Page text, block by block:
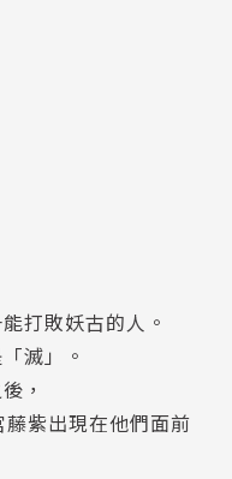
打敗妖古的人。
滅」。
，
紫出現在他們面前